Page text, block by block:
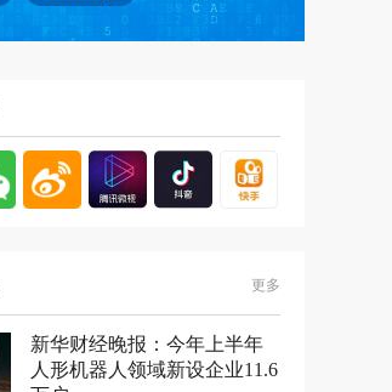
更多
新华财经晚报：今年上半年
人形机器人领域新设企业11.6